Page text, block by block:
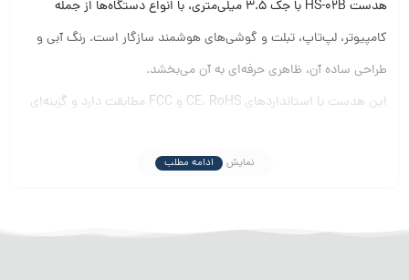
هدست HS-02B با جک ۳.۵ میلی‌متری، با انواع دستگاه‌ها از جمله
کامپیوتر، لپ‌تاپ، تبلت و گوشی‌های هوشمند سازگار است. رنگ آبی و
طراحی ساده آن، ظاهری حرفه‌ای به آن می‌بخشد.​
این هدست با استانداردهای CE، RoHS و FCC مطابقت دارد و گزینه‌ای
نمایش ادامه مطلب